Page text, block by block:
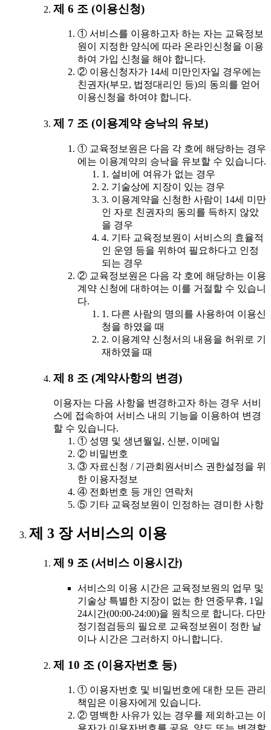
제 6 조 (이용신청)
① 서비스를 이용하고자 하는 자는 교육정보
원이 지정한 양식에 따라 온라인신청을 이용
하여 가입 신청을 해야 합니다.
② 이용신청자가 14세 미만인자일 경우에는
친권자(부모, 법정대리인 등)의 동의를 얻어
이용신청을 하여야 합니다.
제 7 조 (이용계약 승낙의 유보)
① 교육정보원은 다음 각 호에 해당하는 경우
에는 이용계약의 승낙을 유보할 수 있습니다.
1. 설비에 여유가 없는 경우
2. 기술상에 지장이 있는 경우
3. 이용계약을 신청한 사람이 14세 미만
인 자로 친권자의 동의를 득하지 않았
을 경우
4. 기타 교육정보원이 서비스의 효율적
인 운영 등을 위하여 필요하다고 인정
되는 경우
② 교육정보원은 다음 각 호에 해당하는 이용
계약 신청에 대하여는 이를 거절할 수 있습니
다.
1. 다른 사람의 명의를 사용하여 이용신
청을 하였을 때
2. 이용계약 신청서의 내용을 허위로 기
재하였을 때
제 8 조 (계약사항의 변경)
이용자는 다음 사항을 변경하고자 하는 경우 서비
스에 접속하여 서비스 내의 기능을 이용하여 변경
할 수 있습니다.
① 성명 및 생년월일, 신분, 이메일
② 비밀번호
③ 자료신청 / 기관회원서비스 권한설정을 위
한 이용자정보
④ 전화번호 등 개인 연락처
⑤ 기타 교육정보원이 인정하는 경미한 사항
제 3 장 서비스의 이용
제 9 조 (서비스 이용시간)
서비스의 이용 시간은 교육정보원의 업무 및
기술상 특별한 지장이 없는 한 연중무휴, 1일
24시간(00:00-24:00)을 원칙으로 합니다. 다만
정기점검등의 필요로 교육정보원이 정한 날
이나 시간은 그러하지 아니합니다.
제 10 조 (이용자번호 등)
① 이용자번호 및 비밀번호에 대한 모든 관리
책임은 이용자에게 있습니다.
② 명백한 사유가 있는 경우를 제외하고는 이